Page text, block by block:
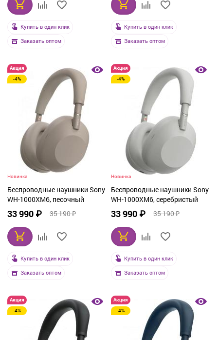
Купить в один клик
Заказать оптом
Купить в один клик
Заказать оптом
Акция
-4%
Новинка
Беспроводные наушники Sony
WH-1000XM6, песочный
33 990 ₽ 35 190 ₽
Купить в один клик
Заказать оптом
Акция
-4%
Новинка
Беспроводные наушники Sony
WH-1000XM6, серебристый
33 990 ₽ 35 190 ₽
Купить в один клик
Заказать оптом
Акция
-4%
Акция
-4%